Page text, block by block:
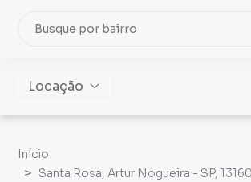
Locação
Início
Santa Rosa, Artur Nogueira - SP,